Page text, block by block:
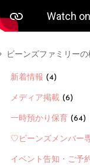
ビーンズファミリー
新着情報 (4)
メディア掲載 (6)
一時預かり保育 (64)
♡ビーンズメンバー
イベント告知・ご予